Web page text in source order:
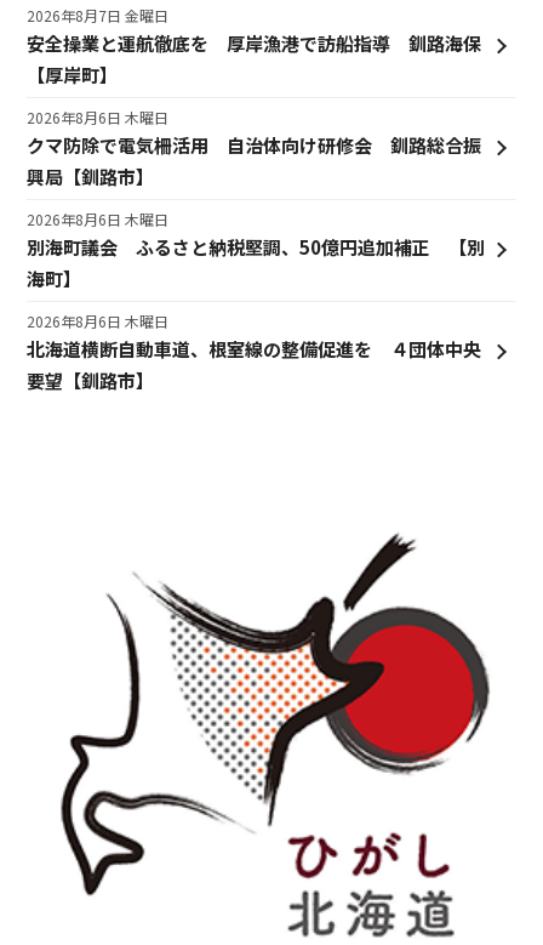
安全操業と運航徹底を 厚岸漁港で訪船指導 釧路海保
【厚岸町】
2026年8月7日 金曜日
クマ防除で電気柵活用 自治体向け研修会 釧路総合振
興局【釧路市】
2026年8月6日 木曜日
別海町議会 ふるさと納税堅調、50億円追加補正 【別
海町】
2026年8月6日 木曜日
北海道横断自動車道、根室線の整備促進を ４団体中央
要望【釧路市】
2026年8月6日 木曜日